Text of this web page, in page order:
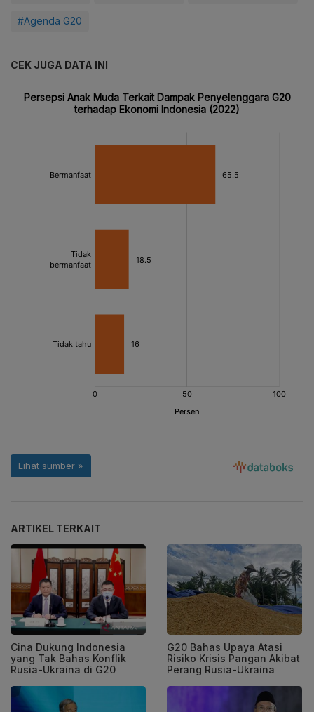
#Agenda G20
CEK JUGA DATA INI
ARTIKEL TERKAIT
Cina Dukung Indonesia
yang Tak Bahas Konflik
Rusia-Ukraina di G20
G20 Bahas Upaya Atasi
Risiko Krisis Pangan Akibat
Perang Rusia-Ukraina